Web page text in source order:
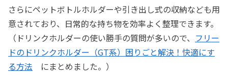
さらにペットボトルホルダーや引き出し式の収納なども用
意されており、日常的な持ち物を効率よく整理できます。
（ドリンクホルダーの使い勝手の質問が多いので、 フリー
ドのドリンクホルダー（GT系）困りごと解決！快適にす
る方法 にまとめました。）